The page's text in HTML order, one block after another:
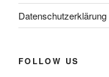
Datenschutzerklärung
FOLLOW US